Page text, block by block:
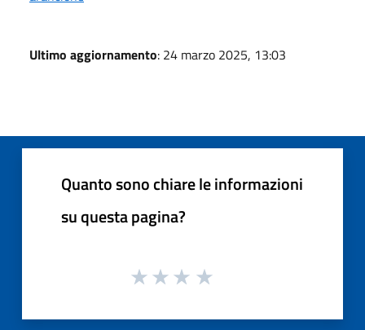
Ultimo aggiornamento: 24 marzo 2025, 13:03
Quanto sono chiare le informazioni
su questa pagina?